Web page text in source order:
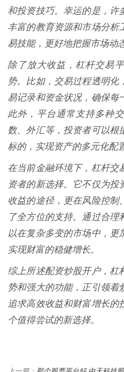
和投资技巧。幸运的是，许
丰富的教育资源和市场分析
易技能，更好地把握市场动
除了放大收益，杠杆交易
势。比如，交易过程透明化
易记录和资金状况，确保每
此外，平台通常支持多种
数、外汇等，投资者可以根
标的，实现资产的多元化配
在当前金融环境下，杠杆交
资者的新选择。它不仅为投
收益的途径，更在风险控制
了全方位的支持。通过合理
以在复杂多变的市场中，更
实现财富的稳健增长。
综上所述配资炒股开户，杠
势和强大的功能，正引领着
追求高效收益和财富增长的
个值得尝试的新选择。